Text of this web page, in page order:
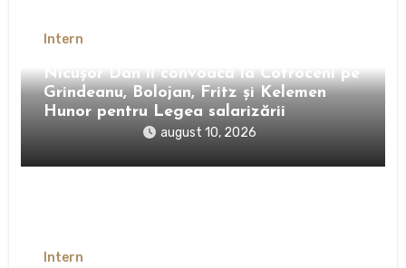
Intern
Nicușor Dan îi convoacă la Cotroceni pe
Grindeanu, Bolojan, Fritz și Kelemen
Hunor pentru Legea salarizării
august 10, 2026
Intern